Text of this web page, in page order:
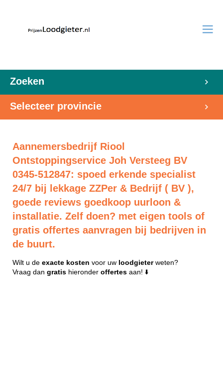
Zoeken
Selecteer provincie
Aannemersbedrijf Riool
Ontstoppingservice Joh Versteeg BV
0345-512847: spoed erkende specialist
24/7 bij lekkage ZZPer & Bedrijf ( BV ),
goede reviews goedkoop uurloon &
installatie. Zelf doen? met eigen tools of
gratis offertes aanvragen bij bedrijven in
de buurt.
Wilt u de exacte kosten voor uw loodgieterweten?
Vraag dan gratis hieronder offertes aan! ⬇️